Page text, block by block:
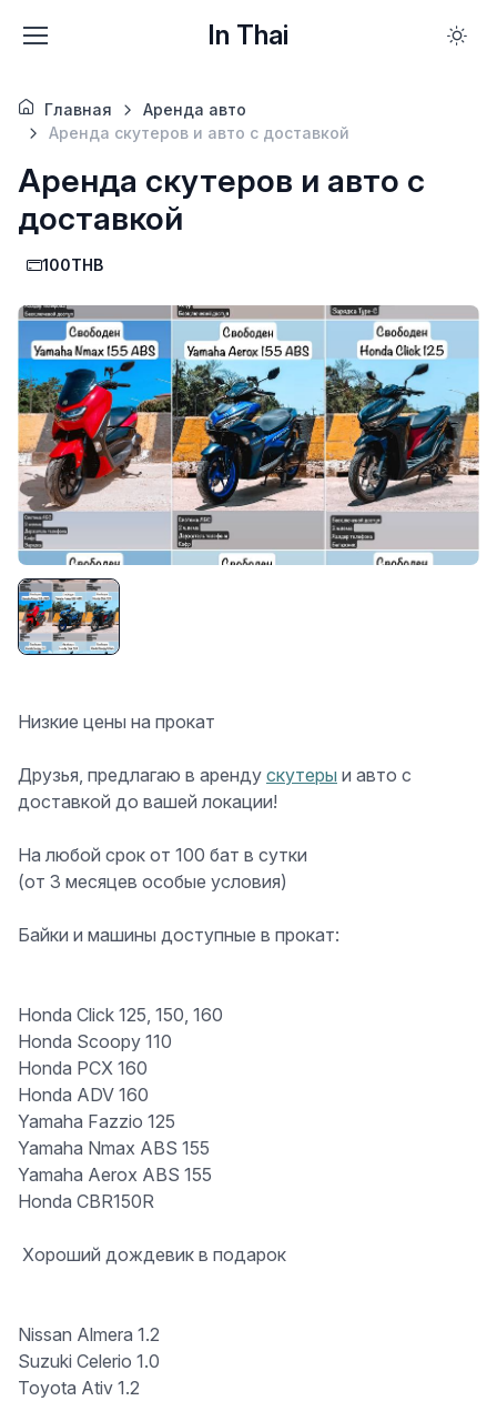
In Thai
Главная
Аренда авто
Аренда скутеров и авто с доставкой
Аренда скутеров и авто с
доставкой
100THB
Низкие цены на прокат
Друзья, предлагаю в аренду скутеры и авто с
доставкой до вашей локации!
️На любой срок от 100 бат в сутки
(от 3 месяцев особые условия)
Байки и машины доступные в прокат:
Honda Click 125, 150, 160
Honda Scoopy 110
Honda PCX 160
Honda ADV 160
Yamaha Fazzio 125
Yamaha Nmax ABS 155
Yamaha Aerox ABS 155
Honda CBR150R
️ Хороший дождевик в подарок
Nissan Almera 1.2
Suzuki Celerio 1.0
Toyota Ativ 1.2